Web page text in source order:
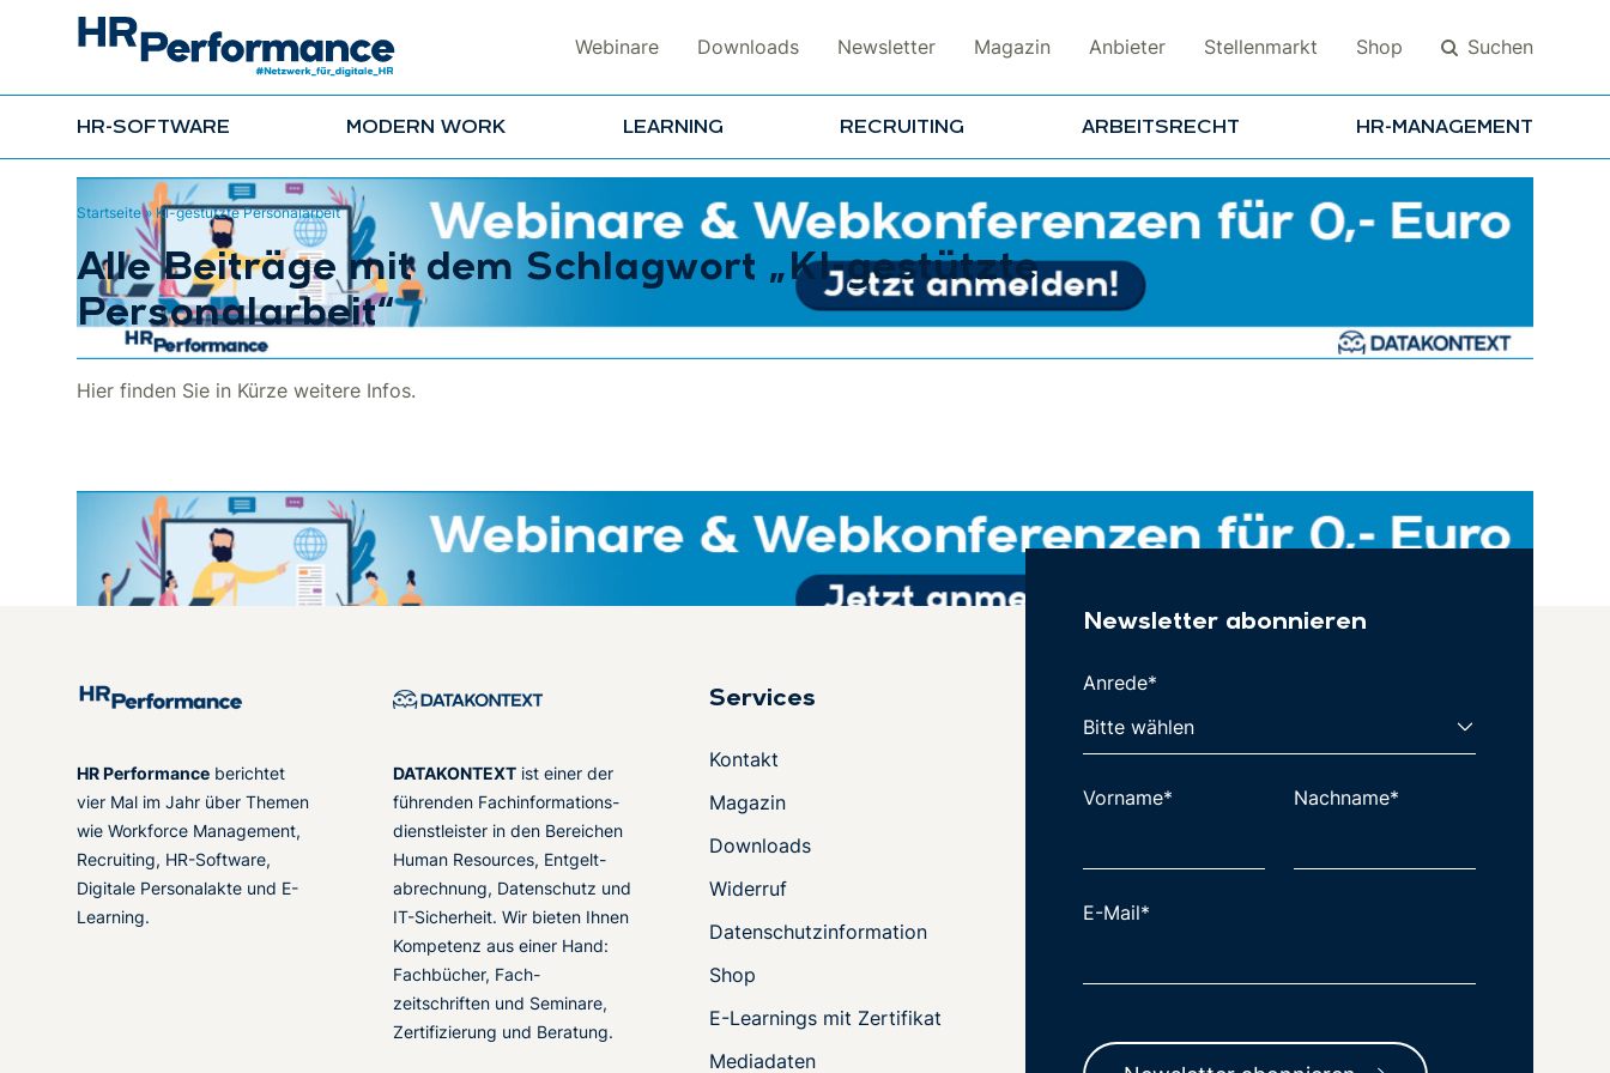
Webinare Downloads Newsletter Magazin Anbieter Stellenmarkt Shop Suchen
HR-SOFTWARE MODERN WORK LEARNING RECRUITING ARBEITSRECHT HR-MANAGEMENT
Suchen
Startseite»KI-gestützte Personalarbeit
Alle Beiträge mit dem Schlagwort „KI-gestützte
Personalarbeit“
Hier finden Sie in Kürze weitere Infos.
HR Performance berichtet
vier Mal im Jahr über Themen
wie Workforce Management,
Recruiting, HR-Software,
Digitale Personalakte und E-
Learning.
DATAKONTEXT ist einer der
führenden Fachinformations-
dienstleister in den Bereichen
Human Resources, Entgelt-
abrechnung, Datenschutz und
IT-Sicherheit. Wir bieten Ihnen
Kompetenz aus einer Hand:
Fachbücher, Fach-
zeitschriften und Seminare,
Zertifizierung und Beratung.
Services
Kontakt
Magazin
Downloads
Widerruf
Datenschutzinformation
Shop
E-Learnings mit Zertifikat
Mediadaten
Newsletter abonnieren
Anrede*
Vorname* Nachname*
E-Mail*